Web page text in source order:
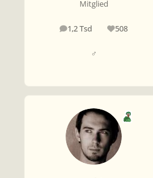
Mitglied
1,2 Tsd
Beiträge 508
Reputation
♂